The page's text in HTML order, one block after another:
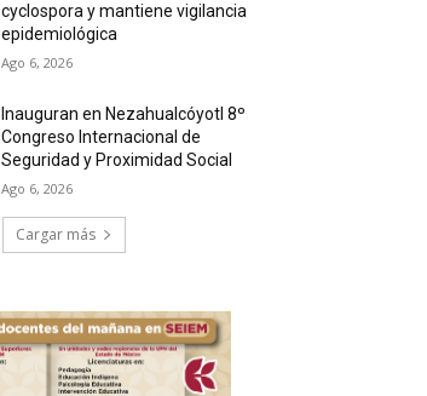
cyclospora y mantiene vigilancia
epidemiológica
Ago 6, 2026
Inauguran en Nezahualcóyotl 8º
Congreso Internacional de
Seguridad y Proximidad Social
Ago 6, 2026
Cargar más